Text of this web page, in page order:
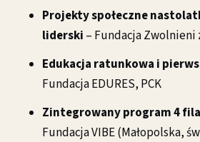
Projekty społeczne
liderski – Fundacja Zwolnieni
Edukacja ratunkowa i
Fundacja EDURES, PCK
Zintegrowany program 4
Fundacja VIBE (Małopolska,